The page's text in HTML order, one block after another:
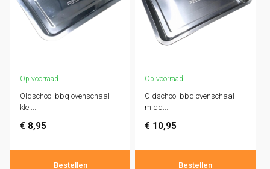
Op voorraad
Oldschool bbq ovenschaal
klei...
€ 8,95
Bestellen
Op voorraad
Oldschool bbq ovenschaal
midd...
€ 10,95
Bestellen